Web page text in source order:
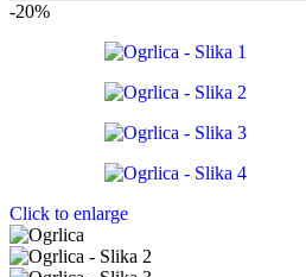
-20%
Click to enlarge